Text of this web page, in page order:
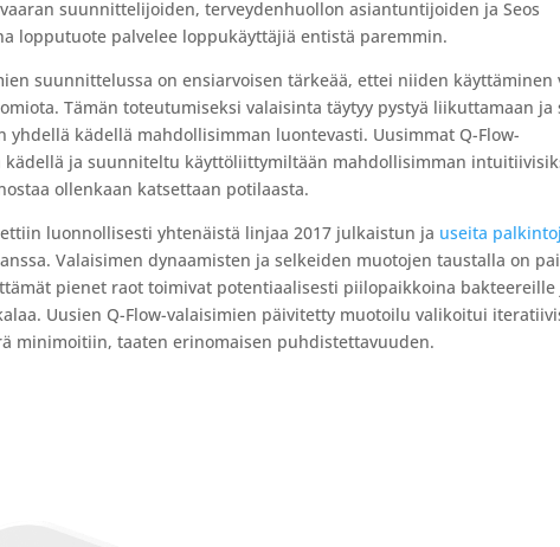
suunnittelijoiden, terveydenhuollon asiantuntijoiden ja Seos
lopputuote palvelee loppukäyttäjiä entistä paremmin.
suunnittelussa on ensiarvoisen tärkeää, ettei niiden käyttäminen
Tämän toteutumiseksi valaisinta täytyy pystyä liikuttamaan ja
yhdellä kädellä mahdollisimman luontevasti. Uusimmat Q-Flow-
kädellä ja suunniteltu käyttöliittymiltään mahdollisimman
ollenkaan katsettaan potilaasta.
luonnollisesti yhtenäistä linjaa 2017 julkaistun ja useita
Valaisimen dynaamisten ja selkeiden muotojen taustalla on
pienet raot toimivat potentiaalisesti piilopaikkoina bakteereille
Uusien Q-Flow-valaisimien päivitetty muotoilu valikoitui
minimoitiin, taaten erinomaisen puhdistettavuuden.